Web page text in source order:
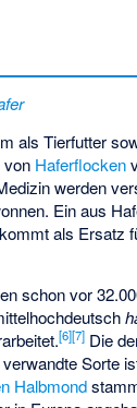
als Tierfutter
von Haferflocken
werden
Ein aus
als Ersatz
schon vor
[6][7] Die
Sorte
Halbmond